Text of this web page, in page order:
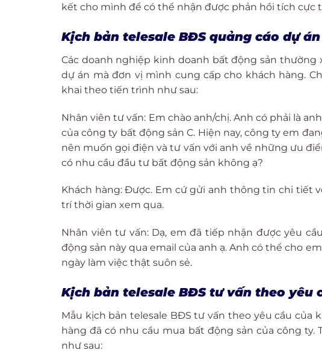
kết cho mình để có thể nhận được phản hồi tích cực
Kịch bản telesale BĐS quảng cáo dự án
Các doanh nghiệp kinh doanh bất động sản
dự án mà đơn vị mình cung cấp cho khách hàng.
khai theo tiến trình như sau:
Nhân viên tư vấn: Em chào anh/chị. Anh có phải là
của công ty bất động sản C. Hiện nay, công ty em
nên muốn gọi điện và tư vấn với anh về những ưu
có nhu cầu đầu tư bất động sản không ạ?
Khách hàng: Được. Em cứ gửi anh thông tin chi tiết
trí thời gian xem qua.
Nhân viên tư vấn: Dạ, em đã tiếp nhận được yêu
động sản này qua email của anh ạ. Anh có thể cho
ngày làm việc thật suôn sẻ.
Kịch bản telesale BĐS tư vấn theo yêu
Mẫu kịch bản telesale BĐS tư vấn theo yêu cầu
hàng đã có nhu cầu mua bất động sản của công ty.
như sau: